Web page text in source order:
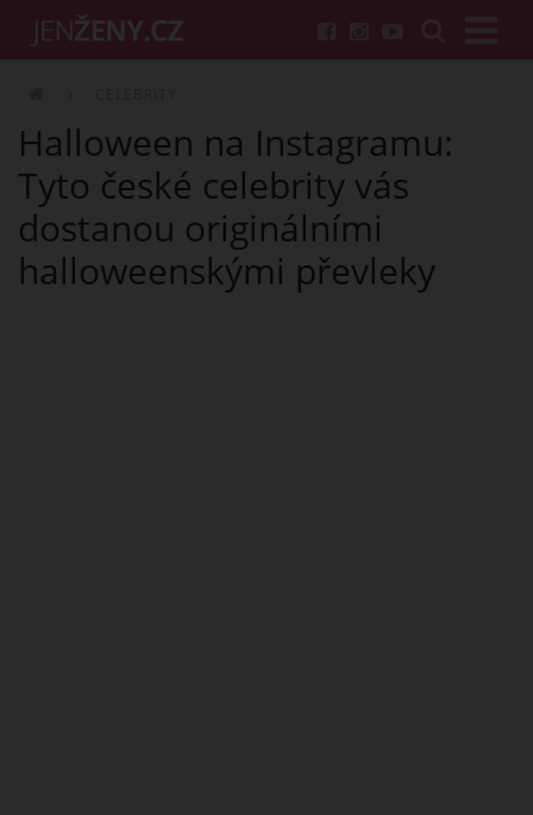
Halloween na Instagramu:
Tyto české celebrity vás
dostanou originálními
halloweenskými převleky